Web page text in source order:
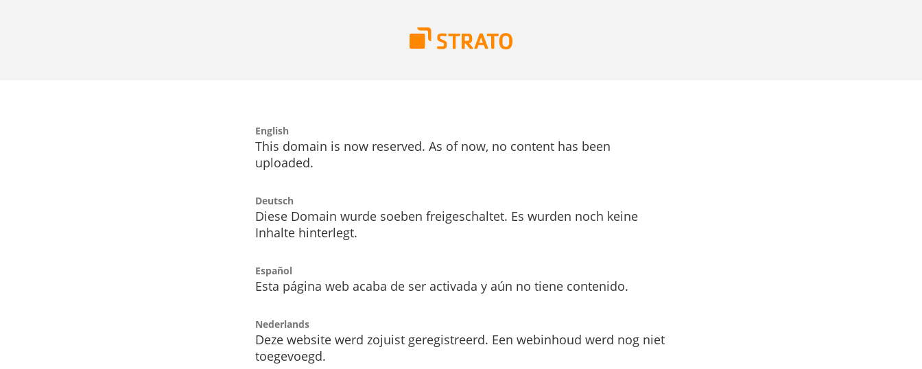
English
This domain is now reserved. As of now, no content has been
uploaded.
Deutsch
Diese Domain wurde soeben freigeschaltet. Es wurden noch keine
Inhalte hinterlegt.
Español
Esta página web acaba de ser activada y aún no tiene contenido.
Nederlands
Deze website werd zojuist geregistreerd. Een webinhoud werd nog niet
toegevoegd.